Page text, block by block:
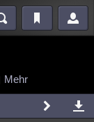
Mehr